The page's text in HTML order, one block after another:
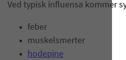
Ved typisk influensa kommer
feber
muskelsmerter
hodepine